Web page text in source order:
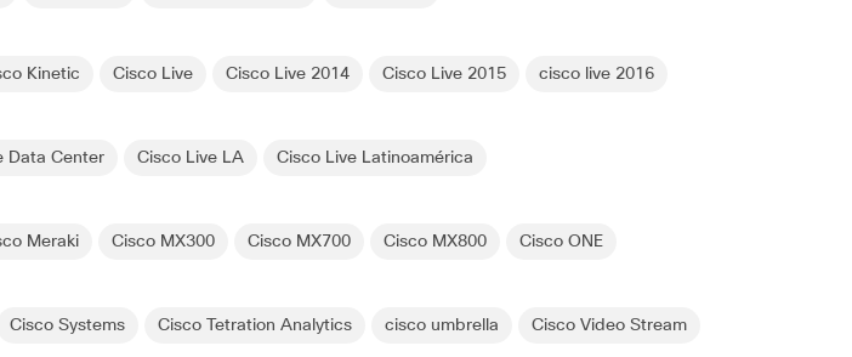
Kinetic Cisco Live Cisco Live 2014 Cisco Live 2015 cisco live 2016
Data Center Cisco Live LA Cisco Live Latinoamérica
Meraki Cisco MX300 Cisco MX700 Cisco MX800 Cisco ONE
Cisco Systems Cisco Tetration Analytics cisco umbrella Cisco Video Stream